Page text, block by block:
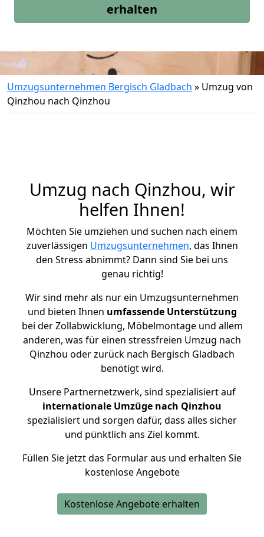
erhalten
Umzugsunternehmen Bergisch Gladbach » Umzug von
Qinzhou nach Qinzhou
Umzug nach Qinzhou, wir
helfen Ihnen!
Möchten Sie umziehen und suchen nach einem
zuverlässigen Umzugsunternehmen, das Ihnen
den Stress abnimmt? Dann sind Sie bei uns
genau richtig!
Wir sind mehr als nur ein Umzugsunternehmen
und bieten Ihnen umfassende Unterstützung
bei der Zollabwicklung, Möbelmontage und allem
anderen, was für einen stressfreien Umzug nach
Qinzhou oder zurück nach Bergisch Gladbach
benötigt wird.
Unsere Partnernetzwerk, sind spezialisiert auf
internationale Umzüge nach Qinzhou
spezialisiert und sorgen dafür, dass alles sicher
und pünktlich ans Ziel kommt.
Füllen Sie jetzt das Formular aus und erhalten Sie
kostenlose Angebote
Kostenlose Angebote erhalten